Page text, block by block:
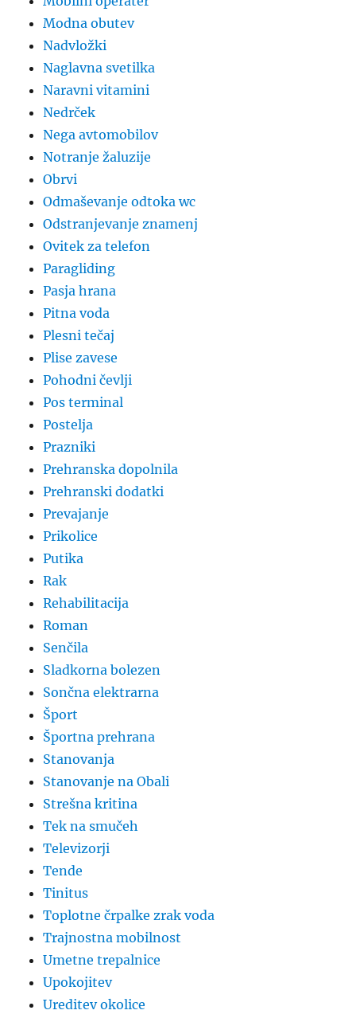
Modna obutev
Nadvložki
Naglavna svetilka
Naravni vitamini
Nedrček
Nega avtomobilov
Notranje žaluzije
Obrvi
Odmaševanje odtoka wc
Odstranjevanje znamenj
Ovitek za telefon
Paragliding
Pasja hrana
Pitna voda
Plesni tečaj
Plise zavese
Pohodni čevlji
Pos terminal
Postelja
Prazniki
Prehranska dopolnila
Prehranski dodatki
Prevajanje
Prikolice
Putika
Rak
Rehabilitacija
Roman
Senčila
Sladkorna bolezen
Sončna elektrarna
Šport
Športna prehrana
Stanovanja
Stanovanje na Obali
Strešna kritina
Tek na smučeh
Televizorji
Tende
Tinitus
Toplotne črpalke zrak voda
Trajnostna mobilnost
Umetne trepalnice
Upokojitev
Ureditev okolice